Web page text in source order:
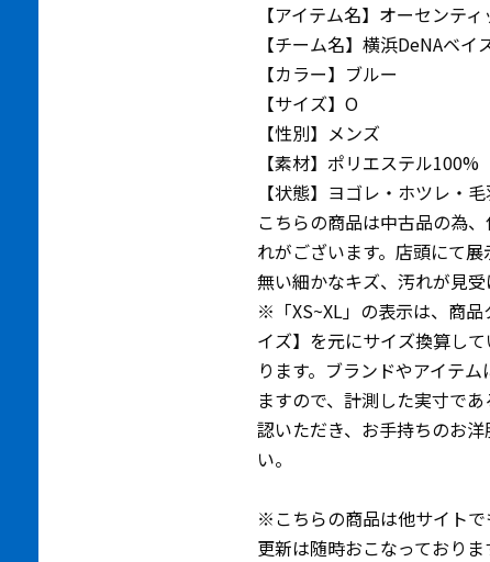
【アイテム名】オーセンテ
【チーム名】横浜DeNAベイ
【カラー】ブルー
【サイズ】O
【性別】メンズ
【素材】ポリエステル100%
【状態】ヨゴレ・ホツレ・
こちらの商品は中古品の為
れがございます。店頭にて
無い細かなキズ、汚れが見受
※「XS~XL」の表示は、商
イズ】を元にサイズ換算し
ります。ブランドやアイテ
ますので、計測した実寸で
認いただき、お手持ちのお
い。
※こちらの商品は他サイト
更新は随時おこなっており